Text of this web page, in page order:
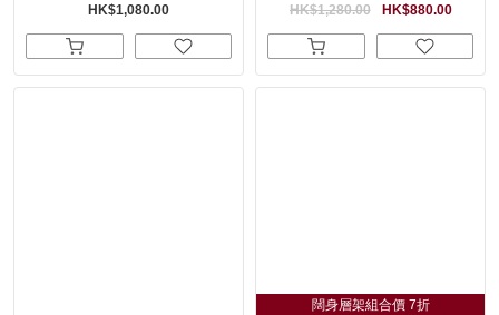
HK$1,080.00 HK$880.00
HK$1,280.00
闊身層架組合價 7折